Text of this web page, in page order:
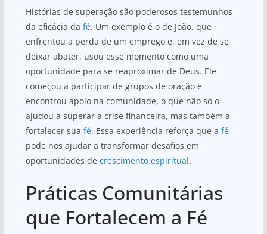
Histórias de superação são poderosos testemunhos
da eficácia da fé. Um exemplo é o de João, que
enfrentou a perda de um emprego e, em vez de se
deixar abater, usou esse momento como uma
oportunidade para se reaproximar de Deus. Ele
começou a participar de grupos de oração e
encontrou apoio na comunidade, o que não só o
ajudou a superar a crise financeira, mas também a
fortalecer sua fé. Essa experiência reforça que a fé
pode nos ajudar a transformar desafios em
oportunidades de crescimento espiritual.
Práticas Comunitárias
que Fortalecem a Fé